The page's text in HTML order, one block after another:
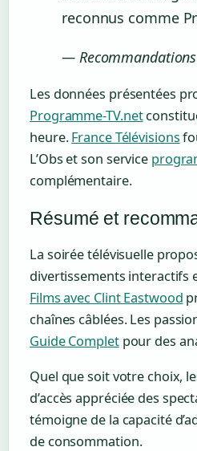
reconnus comme
—
Les données présentées
Programme-TV.net
heure.France Télévisions
L’Obs et son service
complémentaire.
Résumé et
La soirée télévisuelle
divertissements interactifs
Films avec Clint Eastwood
chaînes câblées. Les
Guide Completpour des
Quel que soit votre choix,
d’accès appréciée des
témoigne de la capacité
de consommation.